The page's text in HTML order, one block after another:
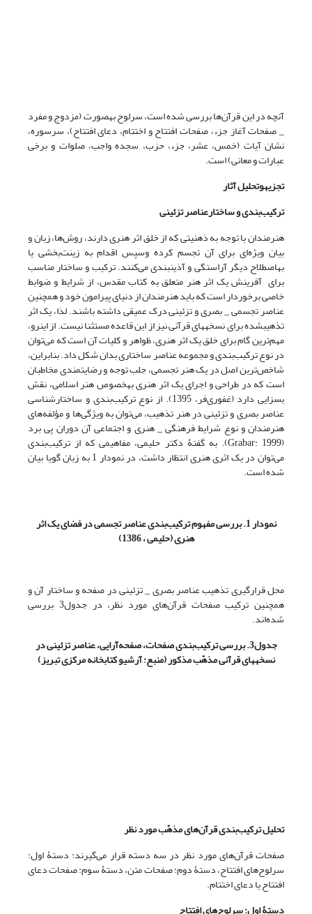
آنچه در این قرآن‌ها بررسی شده است، سرلوح به‎صورت (مزدوج و مفرد
_ صفحات آغاز جزء، صفحات افتتاح و اختتام، دعای افتتاح)، سرسوره،
نشان ‌آیات (خمس، عشر، جزء، حزب، سجده واجب، صلوات و برخی
عبارات و معانی) است.
تجزیهوتحلیل آثار
ترکیب‌بندی و ساختارعناصر تزئینی
هنرمندان با توجه به ذهنیتی که از خلق اثر هنری دارند، روش‌ها، زبان و
بیان ویژه‌ای برای آن تجسم کرده وسپس اقدام به زینت‌بخشی یا
به‎اصطلاح دیگر آراستگی و آذین‎بندی می‌کنند. ترکیب و ساختار مناسب
برای آفرینش یک اثر هنر متعلق به کتاب مقدس، از شرایط و ضوابط
خاصی برخوردار است که باید هنرمندان از دنیای پیرامون خود و همچنین
عناصر تجسمی _ بصری و تزئینی درک عمیقی داشته باشند. لذا، یک اثر
تذهیب‎شده برای نسخه‎های قرآنی نیز از این قاعده مستثنا نیست. از این‎رو،
مهم‌ترین گام برای خلق یک اثر هنری، ظواهر و کلیات آن است که می‌توان
در نوع ترکیب‌بندی و مجموعه عناصر ساختاری بدان شکل داد. بنابراین،
شاخص‌ترین اصل در یک هنر تجسمی، جلب توجه و رضایتمندی مخاطبان
است که در طراحی و اجرای یک اثر هنری به‎خصوص هنر اسلامی، نقش
بسزایی دارد (غفوری‌فر، 1395). از نوع ترکیب‌بندی و ساختارشناسی
عناصر بصری و تزئینی در هنر تذهیب، می‌توان به ویژگی‌ها و مؤلفه‌های
هنرمندان و نوع شرایط فرهنگی _ هنری و اجتماعی آن دوران پی برد
(Grabar: 1999). به گفتۀ دکتر حلیمی، مفاهیمی که از ترکیب‌بندی
می‌توان در یک اثری هنری انتظار داشت، در نمودار 1 به زبان گویا بیان
شده است.
نمودار 1. بررسی مفهوم ترکیب‌بندی عناصر تجسمی در فضای یک اثر
هنری (حلیمی ، 1386)
محل قرارگیری تذهیب عناصر بصری _ تزئینی در صفحه و ساختار آن و
همچنین ترکیب صفحات قرآن‌های مورد نظر، در جدول3 بررسی
شده‌اند.
جدول3. بررسی ترکیب‌بندی صفحات، صفحه‌آرایی، عناصر تزئینی در
نسخههای قرآنی مذهّب مذکور (منبع: آرشیو کتابخانه مرکزی تبریز)
تحلیل ترکیب‌بندی قرآن‌های مذهّب مورد نظر
صفحات قرآن‌های مورد نظر در سه دسته قرار می‌گیرند: دستۀ اول:
سرلوح‌های افتتاح، دستۀ دوم: صفحات متن، دستۀ سوم: صفحات دعای
افتتاح یا دعای اختتام.